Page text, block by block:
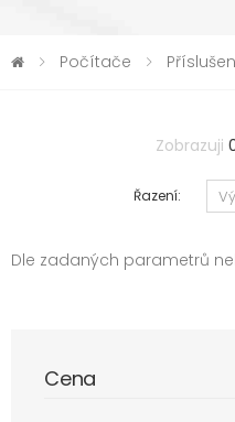
Počítače
Zobrazuji
Řazení:
Dle zadaných parametrů
Cena